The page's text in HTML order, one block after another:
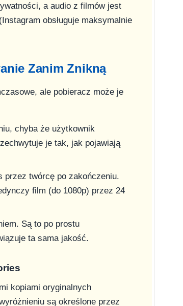
a audio z filmów jest
obsługuje maksymalnie
Zanim Znikną
ale pobieracz może je
chyba że użytkownik
je tak, jak pojawiają
przez twórcę po zakończeniu.
film (do 1080p) przez 24
Są to po prostu
ta sama jakość.
kopiami oryginalnych
są określone przez